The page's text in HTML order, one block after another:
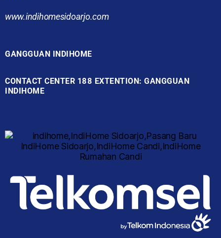
www.indihomesidoarjo.com
GANGGUAN INDIHOME
CONTACT CENTER 188 EXTENTION: GANGGUAN
INDIHOME